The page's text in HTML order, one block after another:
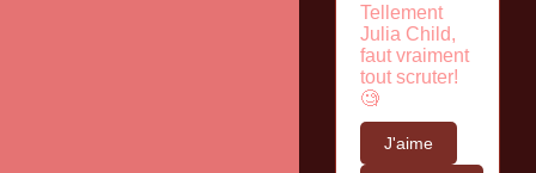
Tellement
Julia Child,
faut vraiment
tout scruter!
🧐
J'aime